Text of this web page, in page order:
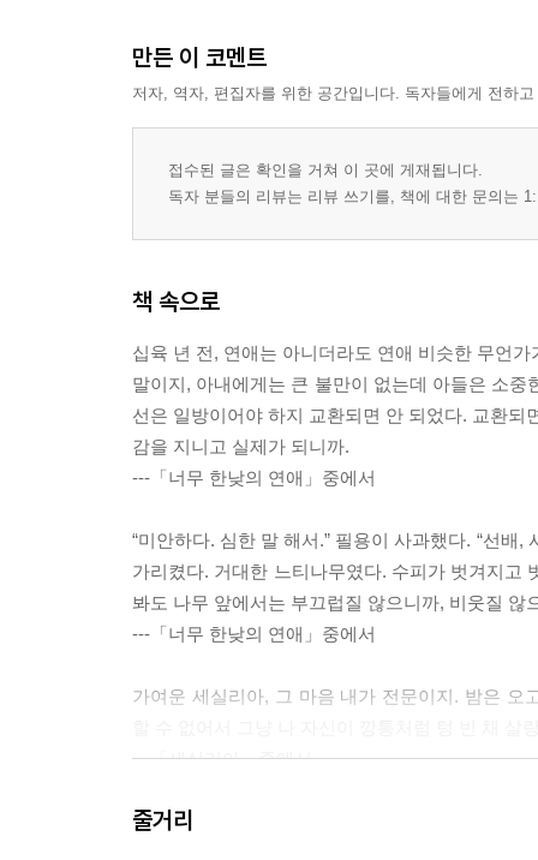
만든 이 코멘트
저자, 역자, 편집자를 위한 공간입니다. 독자들에게 전하
접수된 글은 확인을 거쳐 이 곳에 게재됩니다.
독자 분들의 리뷰는 리뷰 쓰기를, 책에 대한 문의는
책 속으로
십육 년 전, 연애는 아니더라도 연애 비슷한 무언
말이지, 아내에게는 큰 불만이 없는데 아들은 소
선은 일방이어야 하지 교환되면 안 되었다. 교환
감을 지니고 실제가 되니까.
---「너무 한낮의 연애」중에서
“미안하다. 심한 말 해서.” 필용이 사과했다. “선배
가리켰다. 거대한 느티나무였다. 수피가 벗겨지고
봐도 나무 앞에서는 부끄럽질 않으니까, 비웃질 않
---「너무 한낮의 연애」중에서
가여운 세실리아, 그 마음 내가 전문이지. 밤은
---「세실리아」중에서
몽상은 노래처럼 리듬이 있는 것 같았다. 멈추고
줄거리